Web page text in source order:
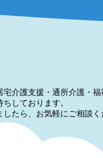
宅介護支援・通所介護・
しております。
たら、お気軽にご相談く